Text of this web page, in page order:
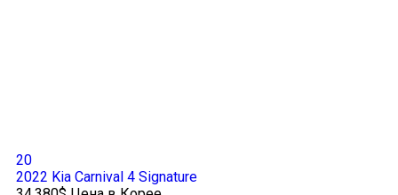
20
2022 Kia Carnival 4 Signature